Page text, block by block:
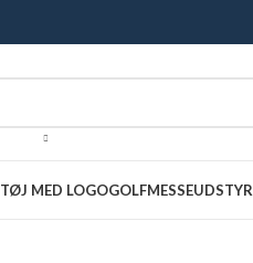
TØJ MED LOGOGOLFMESSEUDSTYR